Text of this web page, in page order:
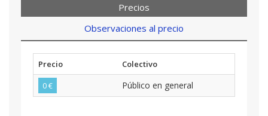
Precios
Observaciones al precio
Precio
Colectivo
0 €
Público en general